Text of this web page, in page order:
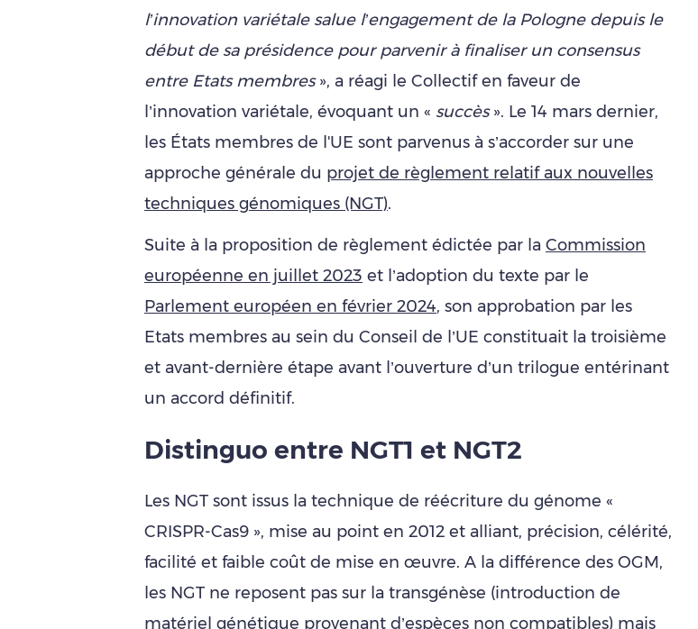
l’innovation variétale salue l’engagement de la Pologne depuis le
début de sa présidence pour parvenir à finaliser un consensus
entre Etats membres», a réagi le Collectif en faveur de
l’innovation variétale, évoquant un « succès». Le 14 mars dernier,
les États membres de l'UE sont parvenus à s’accorder sur une
approche générale du projet de règlement relatif aux nouvelles
techniques génomiques (NGT).
Suite à la proposition de règlement édictée par la Commission
européenne en juillet 2023 et l’adoption du texte par le
Parlement européen en février 2024, son approbation par les
Etats membres au sein du Conseil de l’UE constituait la troisième
et avant-dernière étape avant l’ouverture d’un trilogue entérinant
un accord définitif.
Distinguo entre NGT1 et NGT2
Les NGT sont issus la technique de réécriture du génome «
CRISPR-Cas9 », mise au point en 2012 et alliant, précision, célérité,
facilité et faible coût de mise en œuvre. A la différence des OGM,
les NGT ne reposent pas sur la transgénèse (introduction de
matériel génétique provenant d’espèces non compatibles) mais